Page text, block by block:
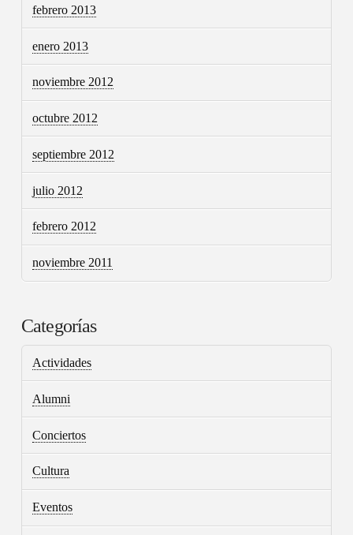
febrero 2013
enero 2013
noviembre 2012
octubre 2012
septiembre 2012
julio 2012
febrero 2012
noviembre 2011
Categorías
Actividades
Alumni
Conciertos
Cultura
Eventos